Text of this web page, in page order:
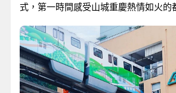
式，第一時間感受山城重慶熱情如火的